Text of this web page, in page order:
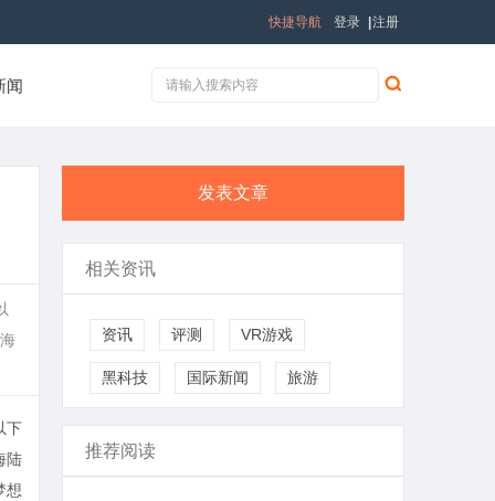
登录 注册
快捷导航
闻
下
陆
想
发表文章
相关资讯
资讯 评测 VR游戏
黑科技 国际新闻 旅游
推荐阅读